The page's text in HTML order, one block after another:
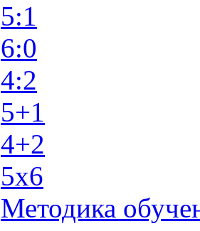
5:1
6:0
4:2
5+1
4+2
5x6
Методика